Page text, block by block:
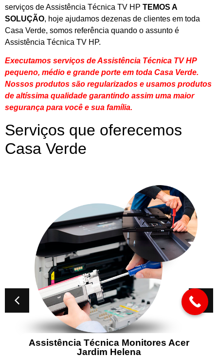
serviços de Assistência Técnica TV HP TEMOS A
SOLUÇÃO, hoje ajudamos dezenas de clientes em toda
Casa Verde, somos referência quando o assunto é
Assistência Técnica TV HP.
Executamos serviços de Assistência Técnica TV HP
pequeno, médio e grande porte em toda Casa Verde.
Nossos produtos são regularizados e usamos produtos
de altíssima qualidade garantindo assim uma maior
segurança para você e sua família.
Serviços que oferecemos
Casa Verde
Monitores Acer
Conserto de